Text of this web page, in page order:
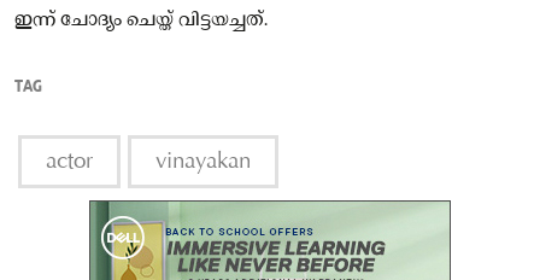
ഇന്ന് ചോദ്യം ചെയ്ത് വിട്ടയച്ചത്.
TAG
actor vinayakan